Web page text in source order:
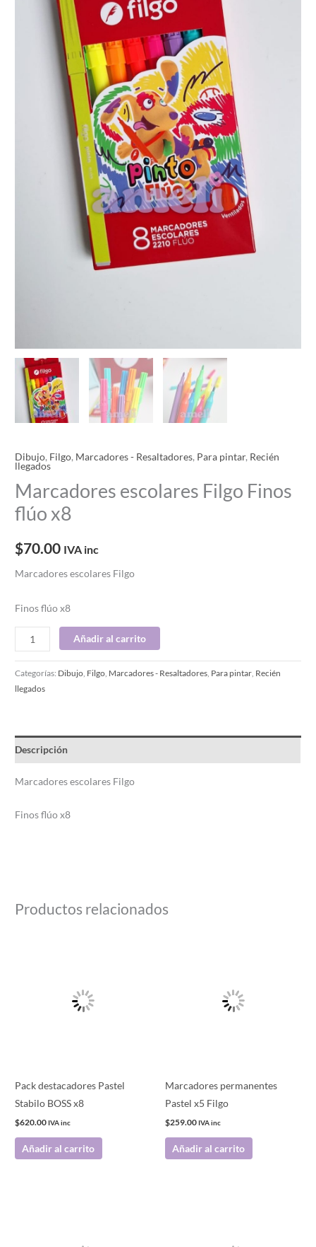
Dibujo, Filgo, Marcadores - Resaltadores, Para pintar, Recién
llegados
Marcadores escolares Filgo Finos
flúo x8
$70.00 IVA inc
Marcadores escolares Filgo
Finos flúo x8
Añadir al carrito
Categorías: Dibujo, Filgo, Marcadores - Resaltadores, Para pintar, Recién
llegados
Descripción
Marcadores escolares Filgo
Finos flúo x8
Productos relacionados
Pack destacadores Pastel
Stabilo BOSS x8
$620.00 IVA inc
Añadir al carrito
Marcadores permanentes
Pastel x5 Filgo
$259.00 IVA inc
Añadir al carrito